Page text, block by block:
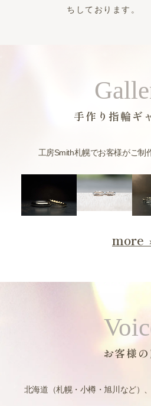
ちしております。
手作り指輪ギ
工房Smith札幌でお客様がご制
more
お客様の
北海道（札幌・小樽・旭川など）